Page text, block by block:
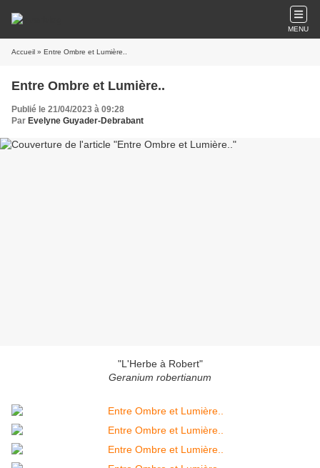
MENU
Accueil » Entre Ombre et Lumière..
Entre Ombre et Lumière..
Publié le 21/04/2023 à 09:28
Par Evelyne Guyader-Debrabant
"L'Herbe à Robert"
Geranium robertianum